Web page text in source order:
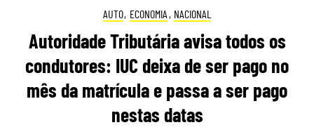
AUTO, ECONOMIA , NACIONAL
Autoridade Tributária avisa todos os
condutores: IUC deixa de ser pago no
mês da matrícula e passa a ser pago
nestas datas